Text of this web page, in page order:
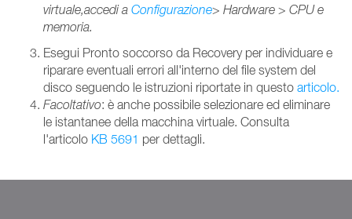
virtuale,accedi a Configurazione> Hardware > CPU e
memoria.
Esegui Pronto soccorso da Recovery per individuare e
riparare eventuali errori all'interno del file system del
disco seguendo le istruzioni riportate in questo articolo.
Facoltativo: è anche possibile selezionare ed eliminare
le istantanee della macchina virtuale. Consulta
l'articolo KB 5691 per dettagli.